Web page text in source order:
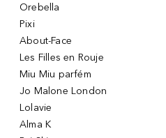
Orebella
Pixi
About-Face
Les Filles en Rouje
Miu Miu parfém
Jo Malone London
Lolavie
Alma K